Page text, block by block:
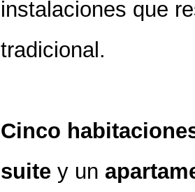
instalaciones que
tradicional.
Cinco
suite y un